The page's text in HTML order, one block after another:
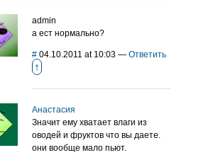
admin
а ест нормально?
# 04.10.2011 at 10:03 — Ответить
↑
Анастасия
Значит ему хватает влаги из
оводей и фруктов что вы даете.
они вообще мало пьют.